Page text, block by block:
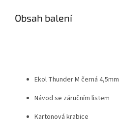
Obsah balení
Ekol Thunder M černá 4,5mm
Návod se záručním listem
Kartonová krabice